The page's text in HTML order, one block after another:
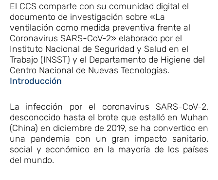
El CCS comparte con su comunidad digital el
documento de investigación sobre «La
ventilación como medida preventiva frente al
Coronavirus SARS-CoV-2» elaborado por el
Instituto Nacional de Seguridad y Salud en el
Trabajo (INSST) y el Departamento de Higiene del
Centro Nacional de Nuevas Tecnologías.
Introducción
La infección por el coronavirus SARS-CoV-2,
desconocido hasta el brote que estalló en Wuhan
(China) en diciembre de 2019, se ha convertido en
una pandemia con un gran impacto sanitario,
social y económico en la mayoría de los países
del mundo.